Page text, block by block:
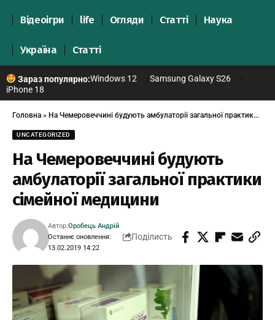
Відеоігри life Огляди Статті Наука
Україна Статті
Зараз популярно:Windows 12
Samsung Galaxy S26
iPhone 18
Головна » На Чемеровеччині будують амбулаторії загальної практики сімейної медицини
UNCATEGORIZED
На Чемеровеччині будують
амбулаторії загальної практики
сімейної медицини
Останнє оновлення:
13.02.2019 14:22
Автор:Оробець Андрій
Поділисть